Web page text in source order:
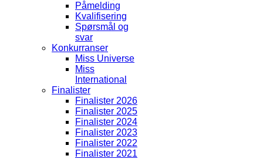
Påmelding
Kvalifisering
Spørsmål og
svar
Konkurranser
Miss Universe
Miss
International
Finalister
Finalister 2026
Finalister 2025
Finalister 2024
Finalister 2023
Finalister 2022
Finalister 2021